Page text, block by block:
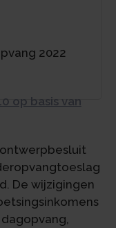
2022
op basis van
De wijzigingen